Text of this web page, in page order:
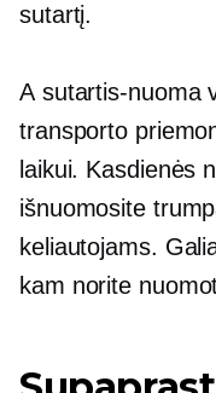
sutartį.
A sutartis-nuoma
transporto
laikui. Kasdienės
išnuomosite
keliautojams.
kam norite